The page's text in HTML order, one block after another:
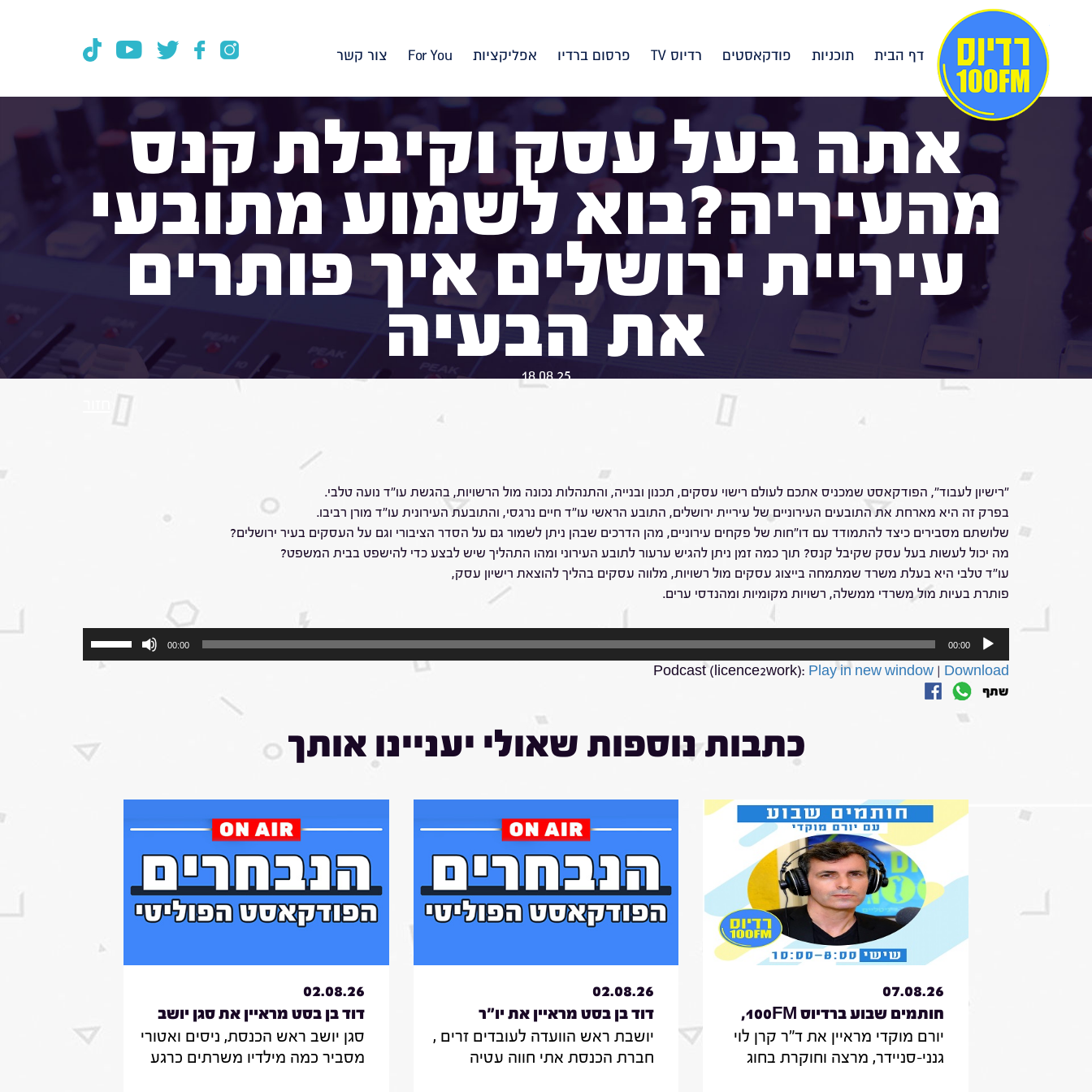
דף הבית תוכניות פודקאסטים רדיוס TV פרסום ברדיו אפליקציות For You צור קשר
אתה בעל עסק וקיבלת קנס
מהעיריה?בוא לשמוע מתובעי
עיריית ירושלים איך פותרים
את הבעיה
18.08.25
"רישיון לעבוד", הפודקאסט שמכניס אתכם לעולם רישוי עסקים, תכנון ובנייה, והתנהלות נכונה מול הרשויות, בהגשת עו"ד נועה טלבי.
בפרק זה היא מארחת את התובעים העירוניים של עיריית ירושלים, התובע הראשי עו"ד חיים נרגסי, והתובעת העירונית עו"ד מורן רביבו.
שלושתם מסבירים כיצד להתמודד עם דו"חות של פקחים עירוניים, מהן הדרכים שבהן ניתן לשמור גם על הסדר הציבורי וגם על העסקים בעיר ירושלים?
מה יכול לעשות בעל עסק שקיבל קנס? תוך כמה זמן ניתן להגיש ערעור לתובע העירוני ומהו התהליך שיש לבצע כדי להישפט בבית המשפט?
עו"ד טלבי היא בעלת משרד שמתמחה בייצוג עסקים מול רשויות, מלווה עסקים בהליך להוצאת רישיון עסק,
פותרת בעיות מול משרדי ממשלה, רשויות מקומיות ומהנדסי ערים.
00:00
00:00
במקש
עוצמת
Podcast (licence2work): Play in new window | Download
שתף
כתבות נוספות שאולי יעניינו אותך
07.08.26
חותמים שבוע ברדיוס 100FM,
תכנית 330, 07 באוגוסט 2026
יורם מוקדי מראיין את ד"ר קרן לוי
גנני-סניידר, מרצה וחוקרת בחוג
02.08.26
דוד בן בסט מראיין את יו"ר
הוועדה לעובדים זרים , חברת
הכנסת אתי חווה עטיה|31.7.26
יושבת ראש הוועדה לעובדים זרים ,
חברת הכנסת אתי חווה עטיה
02.08.26
דוד בן בסט מראיין את סגן יושב
ראש הכנסת, ניסים
ואטורי|31.7.26
סגן יושב ראש הכנסת, ניסים ואטורי
מסביר כמה מילדיו משרתים כרגע